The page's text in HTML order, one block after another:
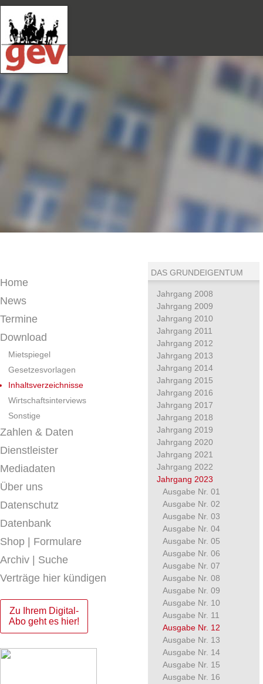
Home
News
Termine
Download
Mietspiegel
Gesetzesvorlagen
Inhaltsverzeichnisse
Wirtschaftsinterviews
Sonstige
Zahlen & Daten
Dienstleister
Mediadaten
Über uns
Datenschutz
Datenbank
Shop | Formulare
Archiv | Suche
Verträge hier kündigen
Zu Ihrem Digital-
Abo geht es hier!
DAS GRUNDEIGENTUM
Jahrgang 2008
Jahrgang 2009
Jahrgang 2010
Jahrgang 2011
Jahrgang 2012
Jahrgang 2013
Jahrgang 2014
Jahrgang 2015
Jahrgang 2016
Jahrgang 2017
Jahrgang 2018
Jahrgang 2019
Jahrgang 2020
Jahrgang 2021
Jahrgang 2022
Jahrgang 2023
Ausgabe Nr. 01
Ausgabe Nr. 02
Ausgabe Nr. 03
Ausgabe Nr. 04
Ausgabe Nr. 05
Ausgabe Nr. 06
Ausgabe Nr. 07
Ausgabe Nr. 08
Ausgabe Nr. 09
Ausgabe Nr. 10
Ausgabe Nr. 11
Ausgabe Nr. 12
Ausgabe Nr. 13
Ausgabe Nr. 14
Ausgabe Nr. 15
Ausgabe Nr. 16